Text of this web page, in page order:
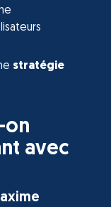
stratégie
on
avec